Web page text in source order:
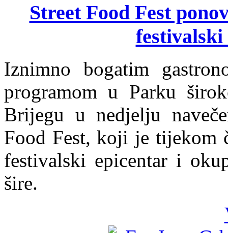
Street Food Fest
Iznimno bogatim
programom u Parku
Brijegu u nedjelju
Food Fest, koji je tijekom
festivalski epicentar i
šire.